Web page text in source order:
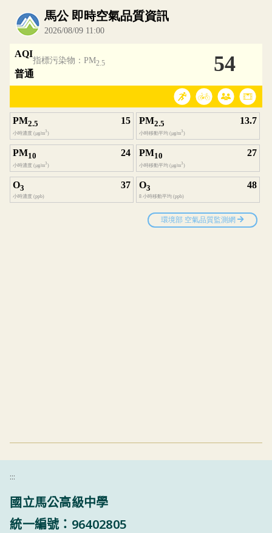
內嵌空氣品質小工具為視覺預覽，完整即時空
:::
國立馬公高級中學
統一編號：96402805